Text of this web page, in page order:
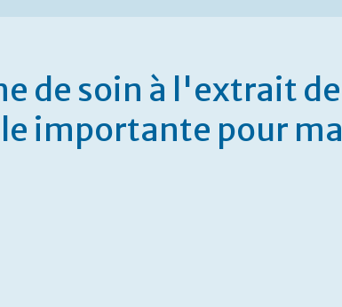
de soin à l'extrait de
importante pour ma